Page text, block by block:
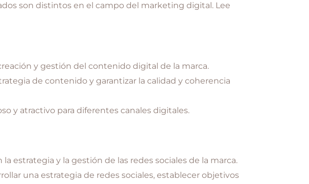
son distintos en el campo del marketing digital. Lee
y gestión del contenido digital de la marca.
de contenido y garantizar la calidad y coherencia
y atractivo para diferentes canales digitales.
la estrategia y la gestión de las redes sociales de la marca.
una estrategia de redes sociales, establecer objetivos